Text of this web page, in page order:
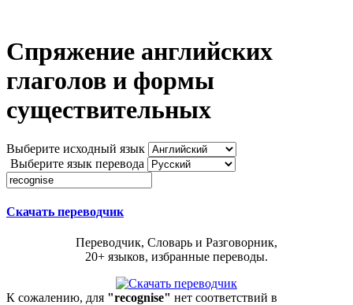
Спряжение английских
глаголов и формы
существительных
Выберите исходный язык
Выберите язык перевода
Скачать переводчик
Переводчик, Словарь и Разговорник,
20+ языков, избранные переводы.
К сожалению, для "recognise" нет соответствий в